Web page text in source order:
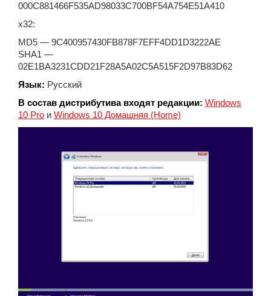
000C881466F535AD98033C700BF54A754E51A410
x32:
MD5 — 9C400957430FB878F7EFF4DD1D3222AE
SHA1 —
02E1BA3231CDD21F28A5A02C5A515F2D97B83D62
Язык: Русский
В состав дистрибутива входят редакции: Windows
10 Pro и Windows 10 Домашняя (Home)